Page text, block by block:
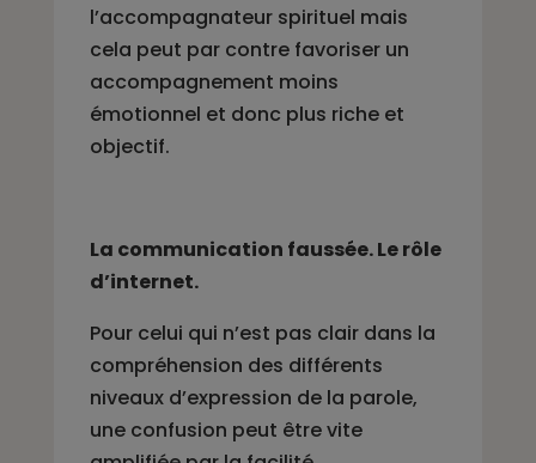
l’accompagnateur spirituel mais
cela peut par contre favoriser un
accompagnement moins
émotionnel et donc plus riche et
objectif.
La communication faussée. Le rôle
d’internet.
Pour celui qui n’est pas clair dans la
compréhension des différents
niveaux d’expression de la parole,
une confusion peut être vite